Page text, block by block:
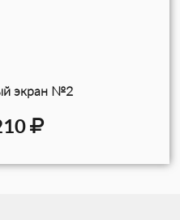
экран №2